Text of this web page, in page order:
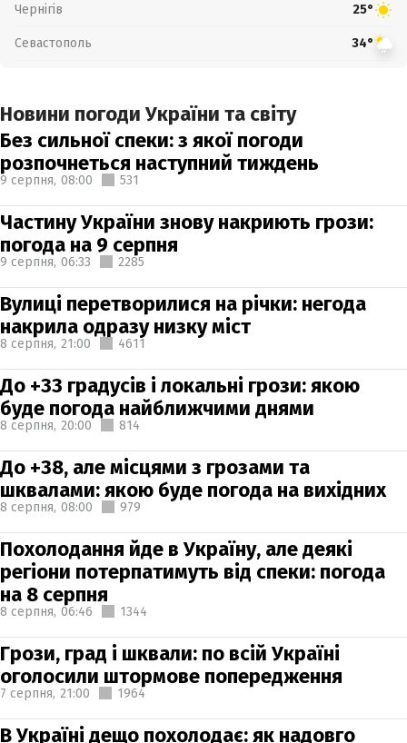
Чернігів 25°
Севастополь 34°
Новини погоди України та світу
Без сильної спеки: з якої погоди
розпочнеться наступний тиждень
9 серпня, 08:00 531
Частину України знову накриють грози:
погода на 9 серпня
9 серпня, 06:33 2285
Вулиці перетворилися на річки: негода
накрила одразу низку міст
8 серпня, 21:00 4611
До +33 градусів і локальні грози: якою
буде погода найближчими днями
8 серпня, 20:00 814
До +38, але місцями з грозами та
шквалами: якою буде погода на вихідних
8 серпня, 08:00 979
Похолодання йде в Україну, але деякі
регіони потерпатимуть від спеки: погода
на 8 серпня
8 серпня, 06:46 1344
Грози, град і шквали: по всій Україні
оголосили штормове попередження
7 серпня, 21:00 1964
В Україні дещо похолодає: як надовго